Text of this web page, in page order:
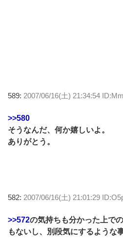
589: 2007/06/16(土) 21:34:54
>>580
そうなんだ、何か嬉しいよ。
ありがとう。
582: 2007/06/16(土) 21:01:29
>>572の気持ちも分かった上で
もないし、別段気にするような